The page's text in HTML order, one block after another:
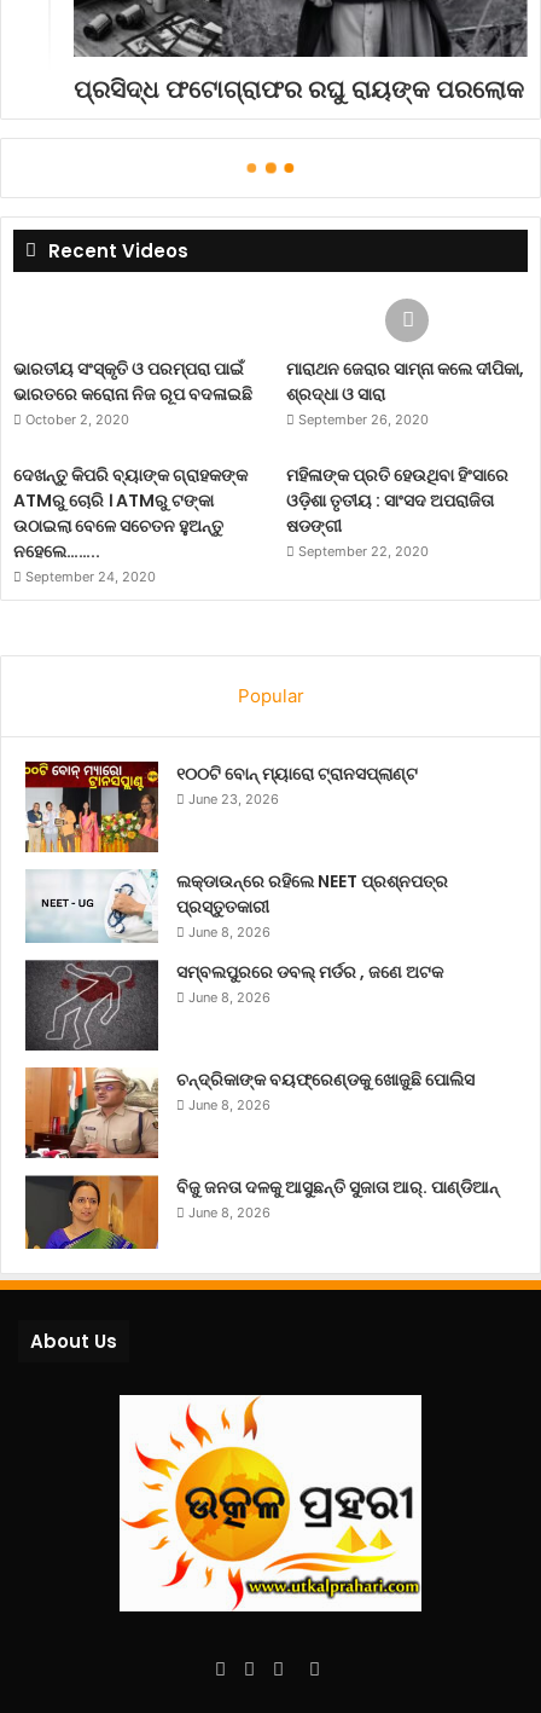
ପ୍ରସିଦ୍ଧ ଫଟୋଗ୍ରାଫର ରଘୁ ରାୟଙ୍କ ପରଲୋକ
Recent Videos
ଭାରତୀୟ ସଂସ୍କୃତି ଓ ପରମ୍ପରା ପାଇଁ
ଭାରତରେ କରୋନା ନିଜ ରୂପ ବଦଳାଇଛି
October 2, 2020
ମାରାଥନ ଜେରାର ସାମ୍ନା କଲେ ଦୀପିକା,
ଶ୍ରଦ୍ଧା ଓ ସାରା
September 26, 2020
ଦେଖନ୍ତୁ କିପରି ବ୍ୟାଙ୍କ ଗ୍ରାହକଙ୍କ
ATMରୁ ଚୋରି । ATMରୁ ଟଙ୍କା
ଉଠାଇଲା ବେଳେ ସଚେତନ ହୁଅନ୍ତୁ
ନହେଲେ……..
September 24, 2020
ମହିଳାଙ୍କ ପ୍ରତି ହେଉଥିବା ହିଂସାରେ
ଓଡ଼ିଶା ତୃତୀୟ : ସାଂସଦ ଅପରାଜିତା
ଷଡଙ୍ଗୀ
September 22, 2020
Popular
୧୦୦ଟି ବୋନ୍ ମ୍ୟାରୋ ଟ୍ରାନସପ୍ଲାଣ୍ଟ
June 23, 2026
ଲକ୍‌ଡାଉନ୍‌ରେ ରହିଲେ NEET ପ୍ରଶ୍ନପତ୍ର
ପ୍ରସ୍ତୁତକାରୀ
June 8, 2026
ସମ୍ବଲପୁରରେ ଡବଲ୍ ମର୍ଡର , ଜଣେ ଅଟକ
June 8, 2026
ଚନ୍ଦ୍ରିକାଙ୍କ ବୟଫ୍ରେଣ୍ଡକୁ ଖୋଜୁଛି ପୋଲିସ
June 8, 2026
ବିଜୁ ଜନତା ଦଳକୁ ଆସୁଛନ୍ତି ସୁଜାତା ଆର୍‌. ପାଣ୍ଡିଆନ୍
June 8, 2026
About Us
Facebook
TwitterYouTube
Instagram